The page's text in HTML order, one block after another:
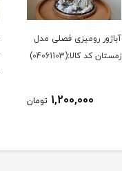
آباژور رومیزی فصلی مدل
زمستان کد کالا:(04061103)
1,200,000 تومان